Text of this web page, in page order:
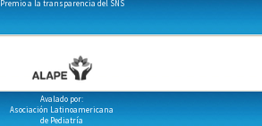
Premio a la transparencia del SNS
Avalado por:
Asociación Latinoamericana
de Pediatría